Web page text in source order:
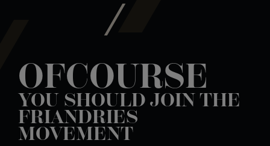
OFCOURSE
YOU SHOULD JOIN THE
FRIANDRIES
MOVEMENT